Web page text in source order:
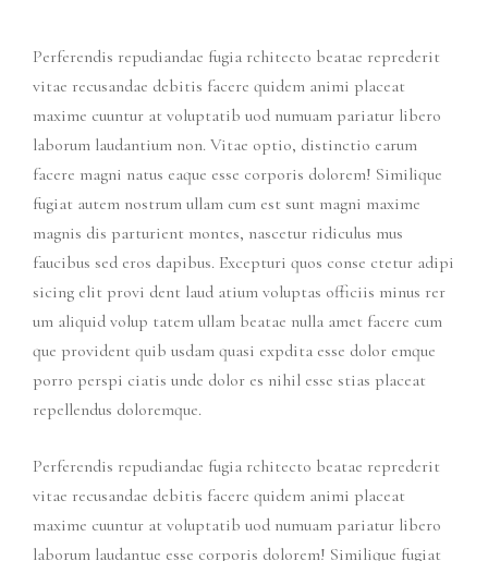
Perferendis repudiandae fugia rchitecto beatae reprederit
vitae recusandae debitis facere quidem animi placeat
maxime cuuntur at voluptatib uod numuam pariatur libero
laborum laudantium non. Vitae optio, distinctio earum
facere magni natus eaque esse corporis dolorem! Similique
fugiat autem nostrum ullam cum est sunt magni maxime
magnis dis parturient montes, nascetur ridiculus mus
faucibus sed eros dapibus. Excepturi quos conse ctetur adipi
sicing elit provi dent laud atium voluptas officiis minus rer
um aliquid volup tatem ullam beatae nulla amet facere cum
que provident quib usdam quasi expdita esse dolor emque
porro perspi ciatis unde dolor es nihil esse stias placeat
repellendus doloremque.
Perferendis repudiandae fugia rchitecto beatae reprederit
vitae recusandae debitis facere quidem animi placeat
maxime cuuntur at voluptatib uod numuam pariatur libero
laborum laudantue esse corporis dolorem! Similique fugiat